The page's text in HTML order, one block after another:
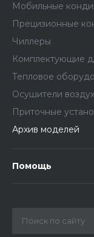
Мобильные
Прецизионные
Чиллеры
Комплектующие
Тепловое
Осушители
Приточные
Архив моделей
Помощь